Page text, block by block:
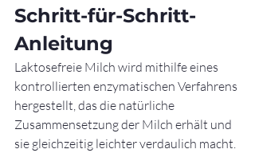
Schritt-für-Schritt-
Anleitung
Laktosefreie Milch wird mithilfe eines
kontrollierten enzymatischen Verfahrens
hergestellt, das die natürliche
Zusammensetzung der Milch erhält und
sie gleichzeitig leichter verdaulich macht.